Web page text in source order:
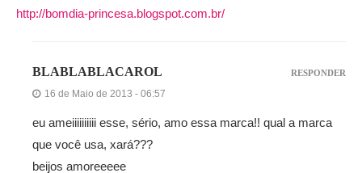
http://bomdia-princesa.blogspot.com.br/
BLABLABLACAROL
16 de Maio de 2013 - 06:57
eu ameiiiiiiiiii esse, sério, amo essa marca!! qual a marca
que você usa, xará???
beijos amoreeeee
RESPONDER